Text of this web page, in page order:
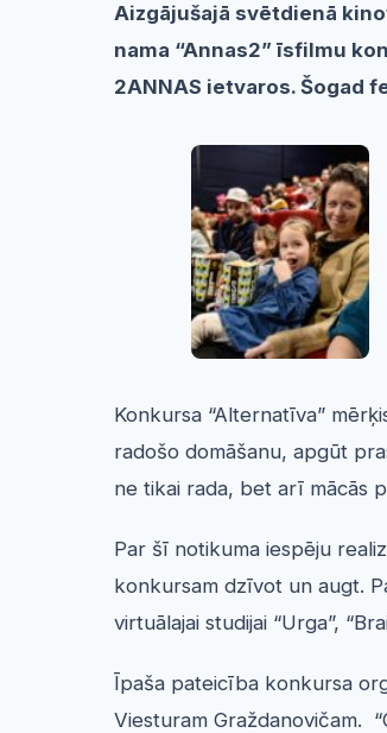
Aizgājušajā svētdienā
nama “Annas2” īsfilmu
2ANNAS ietvaros. Šogad
Konkursa “Alternatīva”
radošo domāšanu, apgūt
ne tikai rada, bet arī mācās
Par šī notikuma iespēju
konkursam dzīvot un augt.
virtuālajai studijai “Urga”,
Īpaša pateicība konkursa
Viesturam Graždanovičam.